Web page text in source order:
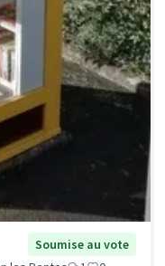
Soumise au vote